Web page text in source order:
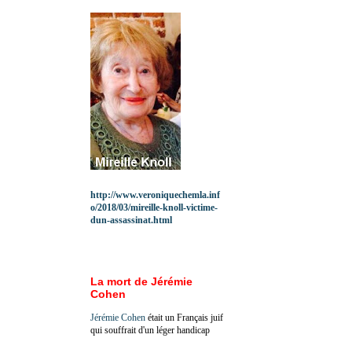
http://www.veroniquechemla.inf
o/2018/03/mireille-knoll-victime-
dun-assassinat.html
La mort de Jérémie
Cohen
Jérémie Cohen était un Français juif
qui souffrait d'un léger handicap